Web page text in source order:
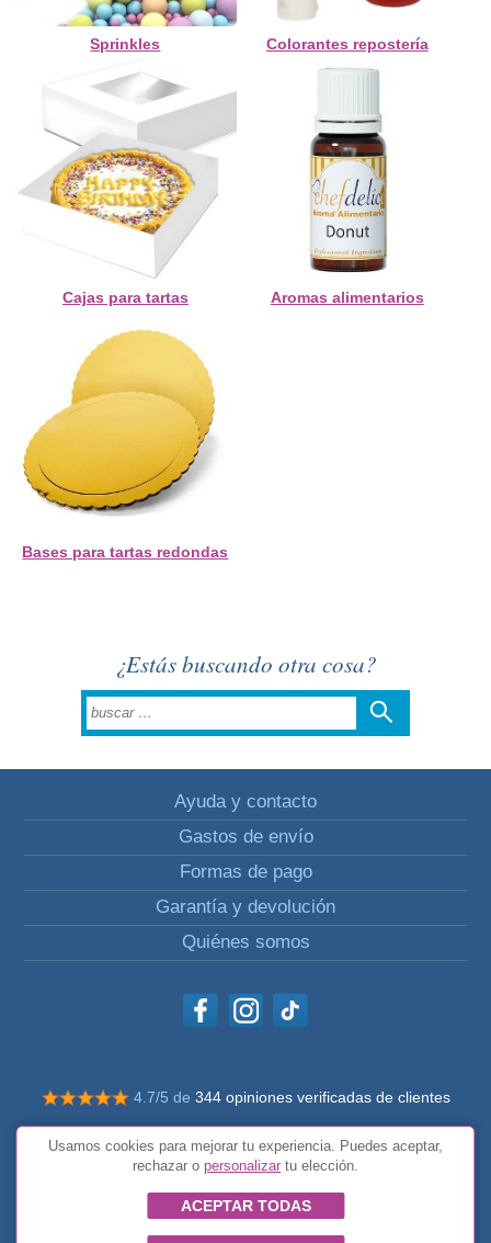
Sprinkles Colorantes repostería
Cajas para tartas Aromas alimentarios
Bases para tartas redondas
¿Estás buscando otra cosa?
Ayuda y contacto
Gastos de envío
Formas de pago
Garantía y devolución
Quiénes somos
4.7/5 de 344 opiniones verificadas de clientes
© Todos los derechos reservados Impulsivos
Condiciones generales
Usamos cookies para mejorar tu experiencia. Puedes aceptar,
rechazar o personalizar tu elección.
ACEPTAR TODAS